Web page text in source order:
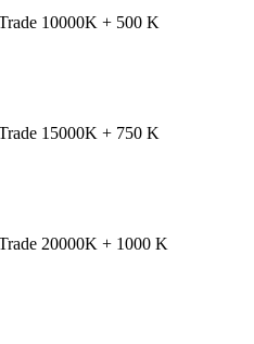
10000K + 500 K
15000K + 750 K
20000K + 1000 K